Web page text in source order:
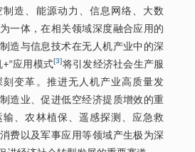
造、能源动力、信息网络、大数
一体，在相关领域深度融合应用的
造与信息技术在无人机产业中的深
+”应用模式[3]将引发经济社会生产服
变革。推进无人机产业高质量发
造业、促进低空经济提质增效的重
、农林植保、遥感探测、应急救
费以及军事应用等领域产生极为深